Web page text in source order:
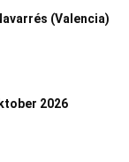
(Valencia)
2026